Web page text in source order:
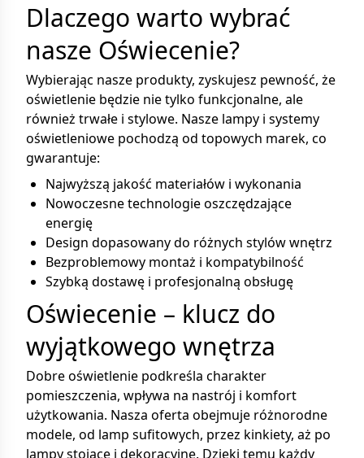
Dlaczego warto wybrać
nasze Oświecenie?
Wybierając nasze produkty, zyskujesz pewność, że
oświetlenie będzie nie tylko funkcjonalne, ale
również trwałe i stylowe. Nasze lampy i systemy
oświetleniowe pochodzą od topowych marek, co
gwarantuje:
Najwyższą jakość materiałów i wykonania
Nowoczesne technologie oszczędzające
energię
Design dopasowany do różnych stylów wnętrz
Bezproblemowy montaż i kompatybilność
Szybką dostawę i profesjonalną obsługę
Oświecenie – klucz do
wyjątkowego wnętrza
Dobre oświetlenie podkreśla charakter
pomieszczenia, wpływa na nastrój i komfort
użytkowania. Nasza oferta obejmuje różnorodne
modele, od lamp sufitowych, przez kinkiety, aż po
lampy stojące i dekoracyjne. Dzięki temu każdy